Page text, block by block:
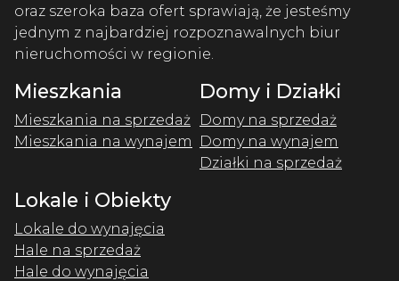
oraz szeroka baza ofert sprawiają, że jesteśmy
jednym z najbardziej rozpoznawalnych biur
nieruchomości w regionie.
Mieszkania
Mieszkania na sprzedaż
Mieszkania na wynajem
Domy i Działki
Domy na sprzedaż
Domy na wynajem
Działki na sprzedaż
Lokale i Obiekty
Lokale do wynajęcia
Hale na sprzedaż
Hale do wynajęcia